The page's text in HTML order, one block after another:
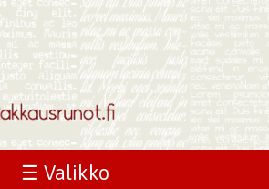
☰ Valikko